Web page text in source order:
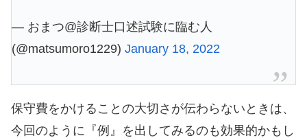
— おまつ@診断士口述試験に臨む人
(@matsumoro1229) January 18, 2022
保守費をかけることの大切さが伝わらないときは、
今回のように『例』を出してみるのも効果的かもし